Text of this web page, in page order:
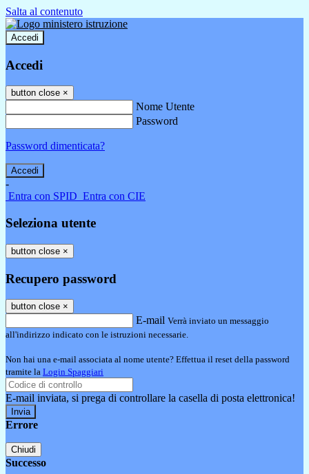
Salta al contenuto
Accedi
Accedi
button close ×
Nome Utente
Password
Password dimenticata?
-
Entra con SPID Entra con CIE
Seleziona utente
button close ×
Recupero password
button close ×
E-mail Verrà inviato un messaggio
all'indirizzo indicato con le istruzioni necessarie.
Non hai una e-mail associata al nome utente? Effettua il reset della password
tramite la Login Spaggiari
E-mail inviata, si prega di controllare la casella di posta elettronica!
Errore
Chiudi
Successo